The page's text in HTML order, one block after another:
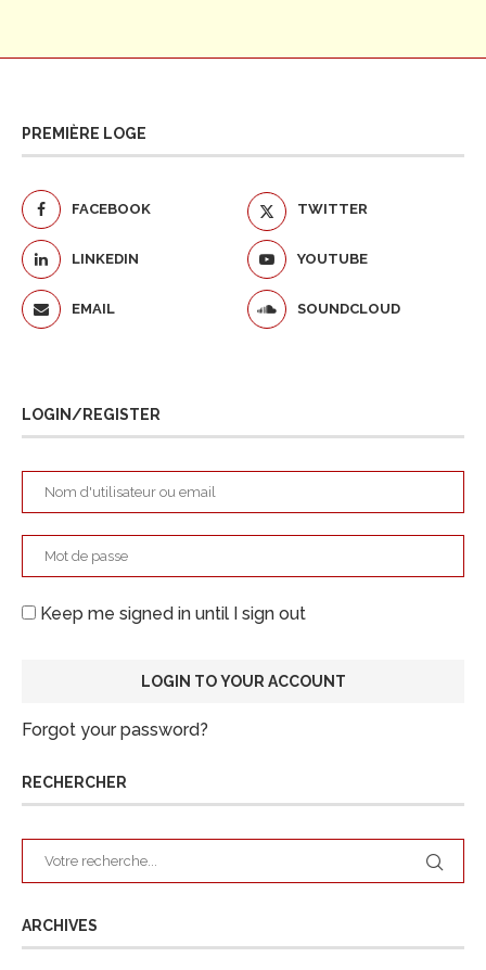
PREMIÈRE LOGE
FACEBOOK TWITTER
LINKEDIN YOUTUBE
EMAIL SOUNDCLOUD
LOGIN/REGISTER
Keep me signed in until I sign out
Forgot your password?
RECHERCHER
ARCHIVES